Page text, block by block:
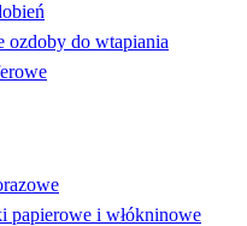
ozdoby do wtapiania
papierowe i włókninowe